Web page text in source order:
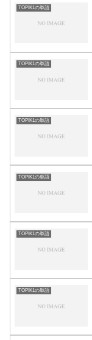
TOPIK1の単語
TOPIK1の単語
TOPIK1の単語
TOPIK1の単語
TOPIK1の単語
TOPIK1の単語